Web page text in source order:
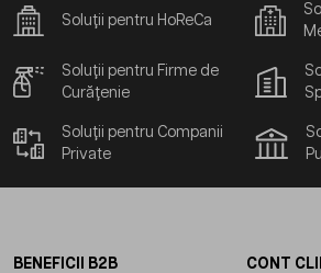
Soluții pentru HoReCa
Soluții pentru Firme de
Curățenie
Soluții pentru Companii
Private
BENEFICII B2B CONT